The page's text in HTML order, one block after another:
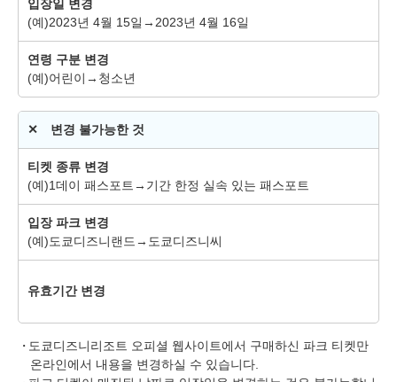
입장일 변경
(예)2023년 4월 15일→2023년 4월 16일
연령 구분 변경
(예)어린이→청소년
✕ 변경 불가능한 것
티켓 종류 변경
(예)1데이 패스포트→기간 한정 실속 있는 패스포트
입장 파크 변경
(예)도쿄디즈니랜드→도쿄디즈니씨
유효기간 변경
도쿄디즈니리조트 오피셜 웹사이트에서 구매하신 파크 티켓만
온라인에서 내용을 변경하실 수 있습니다.